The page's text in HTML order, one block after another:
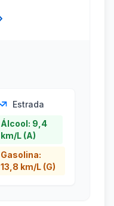
Estrada
Álcool: 9,4
km/L (A)
Gasolina:
13,8 km/L (G)